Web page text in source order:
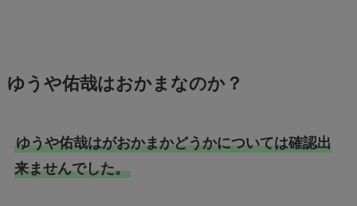
ゆうや佑哉はおかまなのか？
ゆうや佑哉はがおかまかどうかについては確認出
来ませんでした。